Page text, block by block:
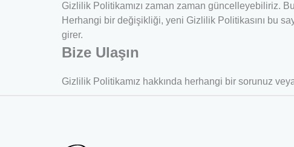
Gizlilik Politikamızı zaman zaman güncelleyebiliriz.
Herhangi bir değişikliği, yeni Gizlilik Politikasını bu
girer.
Bize Ulaşın
Gizlilik Politikamız hakkında herhangi bir sorunuz